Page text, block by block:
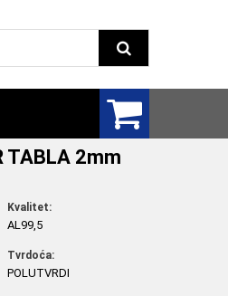
Pretraga
TABLA 2mm
Kvalitet:
AL99,5
Tvrdoća:
POLUTVRDI